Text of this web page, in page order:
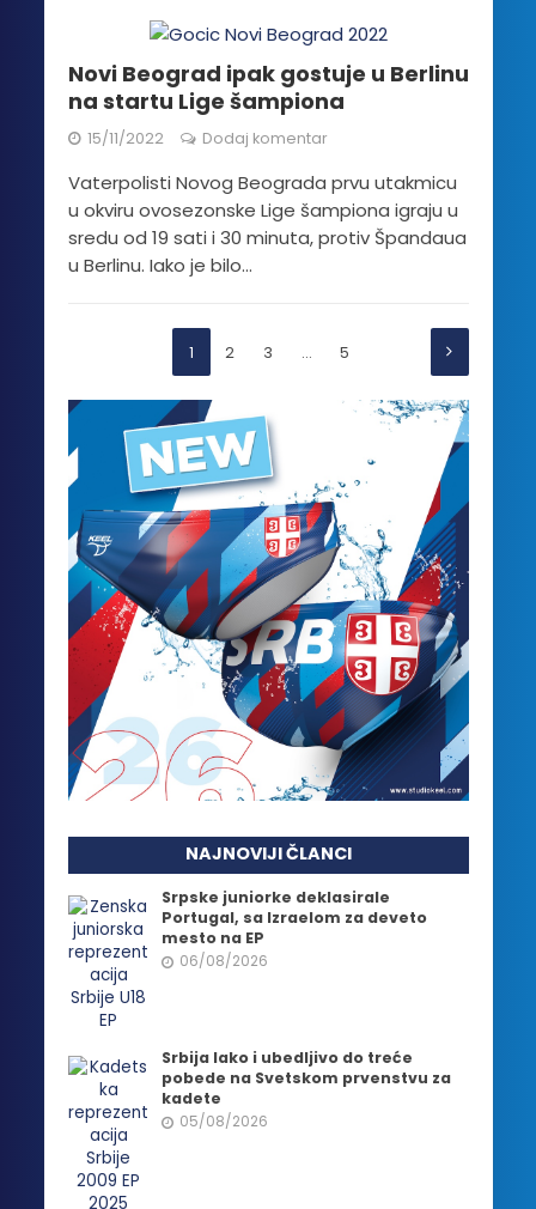
Novi Beograd ipak gostuje u Berlinu
na startu Lige šampiona
15/11/2022 Dodaj komentar
Vaterpolisti Novog Beograda prvu utakmicu
u okviru ovosezonske Lige šampiona igraju u
sredu od 19 sati i 30 minuta, protiv Špandaua
u Berlinu. Iako je bilo...
1 2 3 … 5
NAJNOVIJI ČLANCI
Srpske juniorke deklasirale
Portugal, sa Izraelom za deveto
mesto na EP
06/08/2026
Srbija lako i ubedljivo do treće
pobede na Svetskom prvenstvu za
kadete
05/08/2026